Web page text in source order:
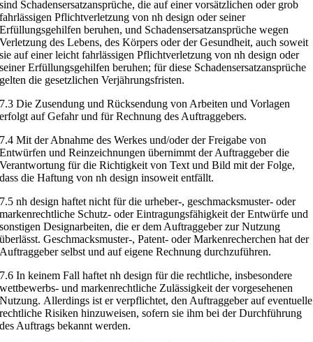
sind Schadensersatzansprüche, die auf einer vorsätzlichen oder grob
fahrlässigen Pflichtverletzung von nh design oder seiner
Erfüllungsgehilfen beruhen, und Schadensersatzansprüche wegen
Verletzung des Lebens, des Körpers oder der Gesundheit, auch soweit
sie auf einer leicht fahrlässigen Pflichtverletzung von nh design oder
seiner Erfüllungsgehilfen beruhen; für diese Schadensersatzansprüche
gelten die gesetzlichen Verjährungsfristen.
7.3 Die Zusendung und Rücksendung von Arbeiten und Vorlagen
erfolgt aufGefahr und für Rechnung des Auftraggebers.
7.4Mit der Abnahme des Werkes und/oder der Freigabe von
Entwürfen undReinzeichnungen übernimmt der Auftraggeber die
Verantwortung für dieRichtigkeit von Text und Bild mit der Folge,
dass die Haftung von nh designinsoweit entfällt.
7.5 nh design haftet nicht für die urheber-, geschmacksmuster- oder
markenrechtliche Schutz- oder Eintragungsfähigkeit der Entwürfe und
sonstigen Designarbeiten, die er dem Auftraggeber zur Nutzung
überlässt. Geschmacksmuster-, Patent- oder Markenrecherchen hat der
Auftraggeber selbstund auf eigene Rechnung durchzuführen.
7.6 In keinem Fall haftet nh design für die rechtliche, insbesondere
wettbewerbs- und markenrechtliche Zulässigkeit der vorgesehenen
Nutzung. Allerdings ist er verpflichtet, den Auftraggeber auf eventuelle
rechtlicheRisiken hinzuweisen, sofern sie ihm bei der Durchführung
des Auftrags bekannt werden.